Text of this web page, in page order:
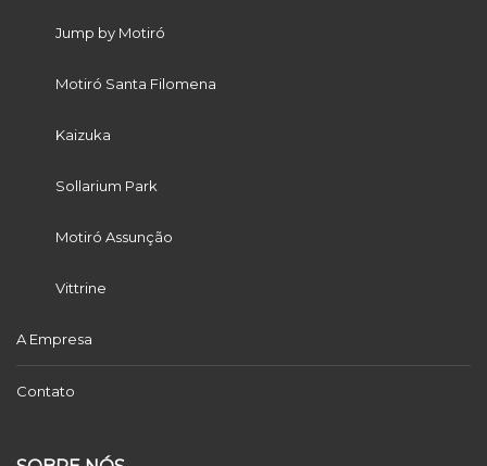
Jump by Motiró
Motiró Santa Filomena
Kaizuka
Sollarium Park
Motiró Assunção
Vittrine
A Empresa
Contato